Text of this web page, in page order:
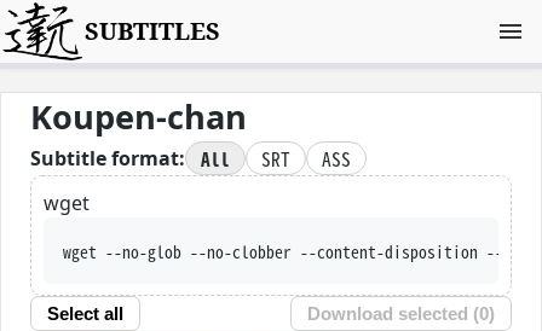
SUBTITLES
Koupen-chan
Subtitle format: All SRT
ASS
wget
wget --no-glob --no-clobber --content-disposition --trust-server-names --iri
Select all Download selected (0)